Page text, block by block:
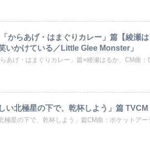
からあげ・はまぐりカレー」篇【綾瀬
いかけている／Little Glee Monster」
あげ・はまぐりカレー」篇×綾瀬はるか、CM曲：
い北極星の下で、乾杯しよう」篇 TVCM
極星の下で、乾杯しよう」篇CM曲：ポケットアー